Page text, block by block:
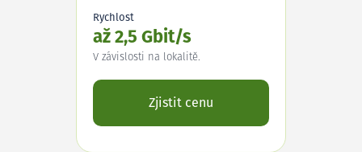
Rychlost
až 2,5 Gbit/s
V závislosti na lokalitě.
Zjistit cenu